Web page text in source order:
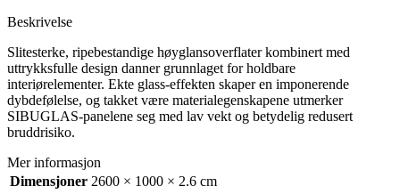
Beskrivelse
Slitesterke, ripebestandige høyglansoverflater kombinert med
uttrykksfulle design danner grunnlaget for holdbare
interiørelementer. Ekte glass-effekten skaper en imponerende
dybdefølelse, og takket være materialegenskapene utmerker
SIBUGLAS-panelene seg med lav vekt og betydelig redusert
bruddrisiko.
Mer informasjon
Dimensjoner 2600 × 1000 × 2.6 cm